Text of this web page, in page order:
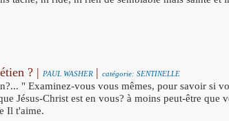
? | PAUL WASHER | catégorie: SENTINELLE
" Examinez-vous vous mêmes, pour savoir si
Jésus-Christ est en vous? à moins peut-être
Il t'aime.